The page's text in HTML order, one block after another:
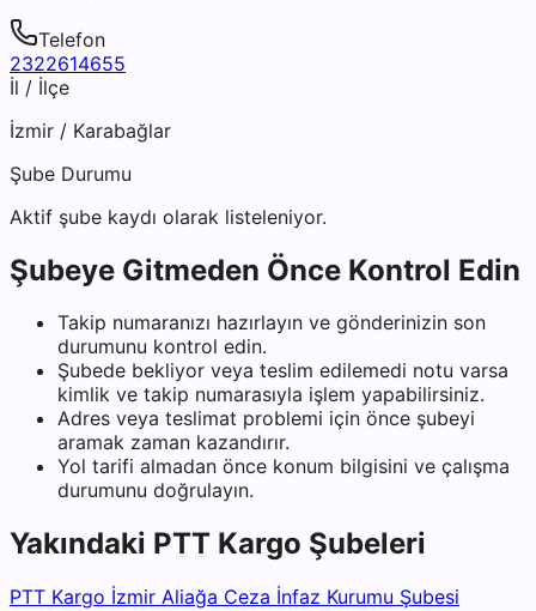
Telefon
2322614655
İl / İlçe
İzmir / Karabağlar
Şube Durumu
Aktif şube kaydı olarak listeleniyor.
Şubeye Gitmeden Önce Kontrol Edin
Takip numaranızı hazırlayın ve gönderinizin son
durumunu kontrol edin.
Şubede bekliyor veya teslim edilemedi notu varsa
kimlik ve takip numarasıyla işlem yapabilirsiniz.
Adres veya teslimat problemi için önce şubeyi
aramak zaman kazandırır.
Yol tarifi almadan önce konum bilgisini ve çalışma
durumunu doğrulayın.
Yakındaki PTT Kargo Şubeleri
PTT Kargo İzmir Aliağa Ceza İnfaz Kurumu Şubesi